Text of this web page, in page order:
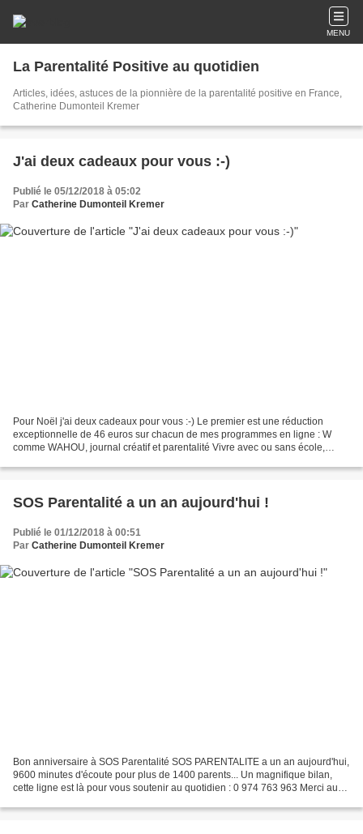
MENU
La Parentalité Positive au quotidien
Articles, idées, astuces de la pionnière de la parentalité positive en France,
Catherine Dumonteil Kremer
J'ai deux cadeaux pour vous :-)
Publié le 05/12/2018 à 05:02
Par Catherine Dumonteil Kremer
Pour Noël j'ai deux cadeaux pour vous :-) Le premier est une réduction
exceptionnelle de 46 euros sur chacun de mes programmes en ligne : W
comme WAHOU, journal créatif et parentalité Vivre avec ou sans école,
SOS Parentalité a un an aujourd'hui !
Publié le 01/12/2018 à 00:51
Par Catherine Dumonteil Kremer
Bon anniversaire à SOS Parentalité SOS PARENTALITE a un an aujourd'hui,
9600 minutes d'écoute pour plus de 1400 parents... Un magnifique bilan,
cette ligne est là pour vous soutenir au quotidien : 0 974 763 963 Merci au